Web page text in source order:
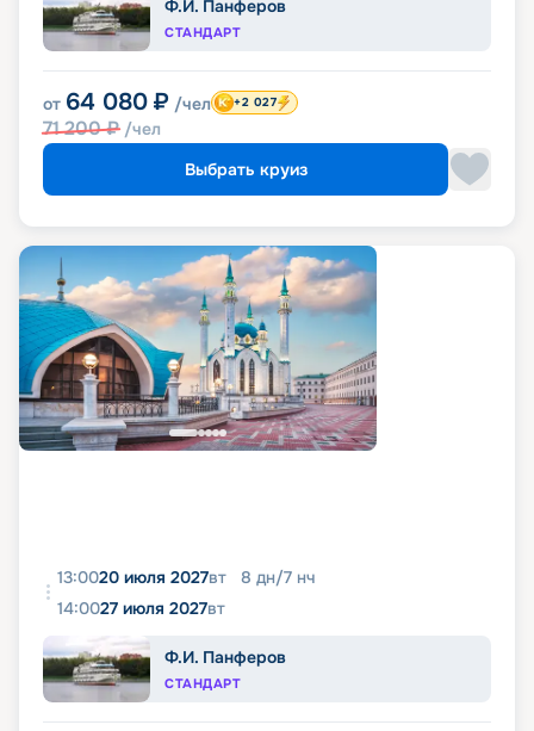
Ф.И. Панферов
СТАНДАРТ
от 64 080 ₽ /чел
71 200₽ /чел
+2 027
Выбрать круиз
13:0020 июля 2027вт 8 дн/7 нч
14:0027 июля 2027вт
Ф.И. Панферов
СТАНДАРТ